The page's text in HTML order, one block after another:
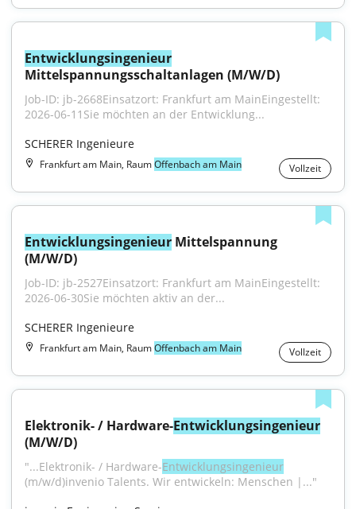
Entwicklungsingenieur
Mittelspannungsschaltanlagen (M/W/D)
Job-ID: jb-2668Einsatzort: Frankfurt am MainEingestellt:
2026-06-11Sie möchten an der Entwicklung...
SCHERER Ingenieure
Frankfurt am Main, RaumOffenbach am Main Vollzeit
Entwicklungsingenieur Mittelspannung
(M/W/D)
Job-ID: jb-2527Einsatzort: Frankfurt am MainEingestellt:
2026-06-30Sie möchten aktiv an der...
SCHERER Ingenieure
Frankfurt am Main, RaumOffenbach am Main Vollzeit
Elektronik- / Hardware-Entwicklungsingenieur
(M/W/D)
"...Elektronik- / Hardware-Entwicklungsingenieur
(m/w/d)invenio Talents. Wir entwickeln: Menschen |..."